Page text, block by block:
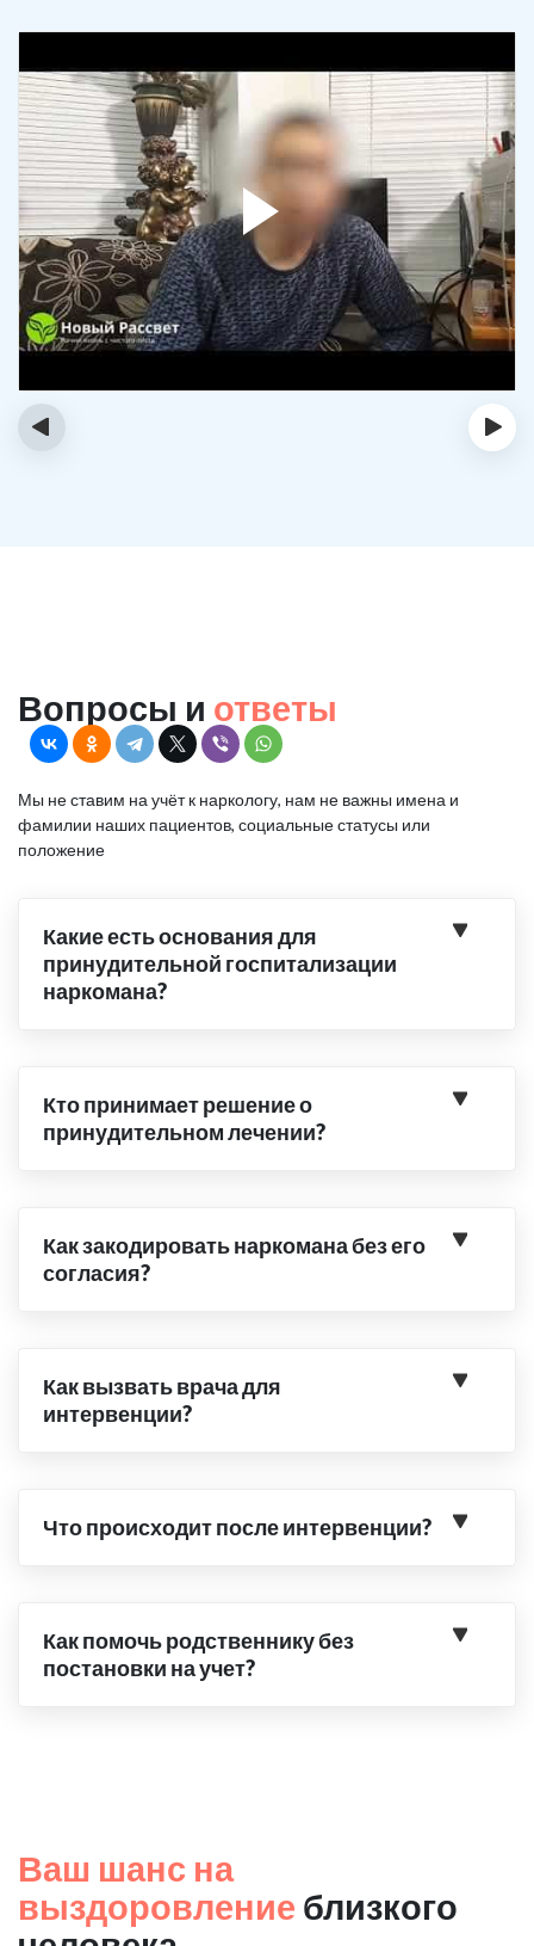
‹ ›
Вопросы и ответы
Мы не ставим на учёт к наркологу, нам не важны имена и
фамилии наших пациентов, социальные статусы или
положение
Какие есть основания для
принудительной госпитализации
наркомана?
Кто принимает решение о
принудительном лечении?
Как закодировать наркомана без его
согласия?
Как вызвать врача для
интервенции?
Что происходит после интервенции?
Как помочь родственнику без
постановки на учет?
Ваш шанс на
выздоровление близкого